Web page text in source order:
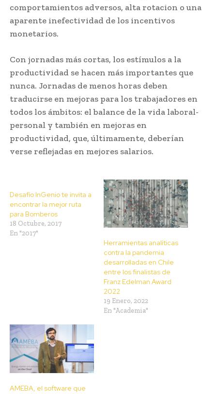
comportamientos adversos, alta rotacion o una
aparente inefectividad de los incentivos
monetarios.
Con jornadas más cortas, los estímulos a la
productividad se hacen más importantes que
nunca. Jornadas de menos horas deben
traducirse en mejoras para los trabajadores en
todos los ámbitos: el balance de la vida laboral-
personal y también en mejoras en
productividad, que, últimamente, deberían
verse reflejadas en mejores salarios.
Desafío InGenio te invita a
encontrar la mejor ruta
para Bomberos
18 Octubre, 2017
En "2017"
Herramientas analíticas
contra la pandemia
desarrolladas en Chile
entre los finalistas de
Franz Edelman Award
2022
19 Enero, 2022
En "Academia"
AMEBA, el software que